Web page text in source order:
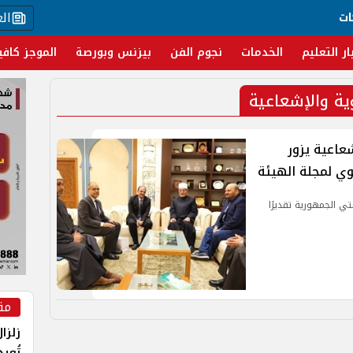
التعليم الخدمات نجوم الفن بيزنس وبورصة الموجز
والإشعاعية
يزور
لمجلة الهيئة
الجمهورية تقديرًا